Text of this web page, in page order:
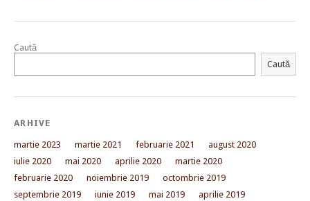
Caută
Caută
ARHIVE
martie 2023 martie 2021 februarie 2021
august 2020
iulie 2020
mai 2020 aprilie 2020
martie 2020
februarie 2020
noiembrie 2019
octombrie 2019
septembrie 2019
iunie 2019 mai 2019
aprilie 2019